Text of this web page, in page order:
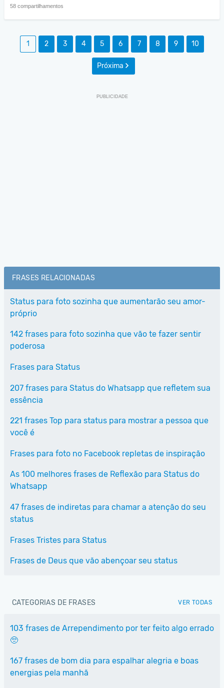
58 compartilhamentos
1 2 3 4 5 6 7 8 9 10
Próxima
FRASES RELACIONADAS
Status para foto sozinha que aumentarão seu amor-
próprio
142 frases para foto sozinha que vão te fazer sentir
poderosa
Frases para Status
207 frases para Status do Whatsapp que refletem sua
essência
221 frases Top para status para mostrar a pessoa que
você é
Frases para foto no Facebook repletas de inspiração
As 100 melhores frases de Reflexão para Status do
Whatsapp
47 frases de indiretas para chamar a atenção do seu
status
Frases Tristes para Status
Frases de Deus que vão abençoar seu status
CATEGORIAS DE FRASES VER TODAS
103 frases de Arrependimento por ter feito algo errado
🥺
167 frases de bom dia para espalhar alegria e boas
energias pela manhã